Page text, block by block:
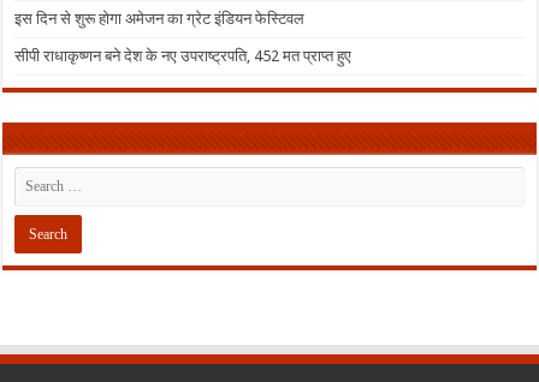
इस दिन से शुरू होगा अमेजन का ग्रेट इंडियन फेस्टिवल
सीपी राधाकृष्णन बने देश के नए उपराष्ट्रपति, 452 मत प्राप्त हुए